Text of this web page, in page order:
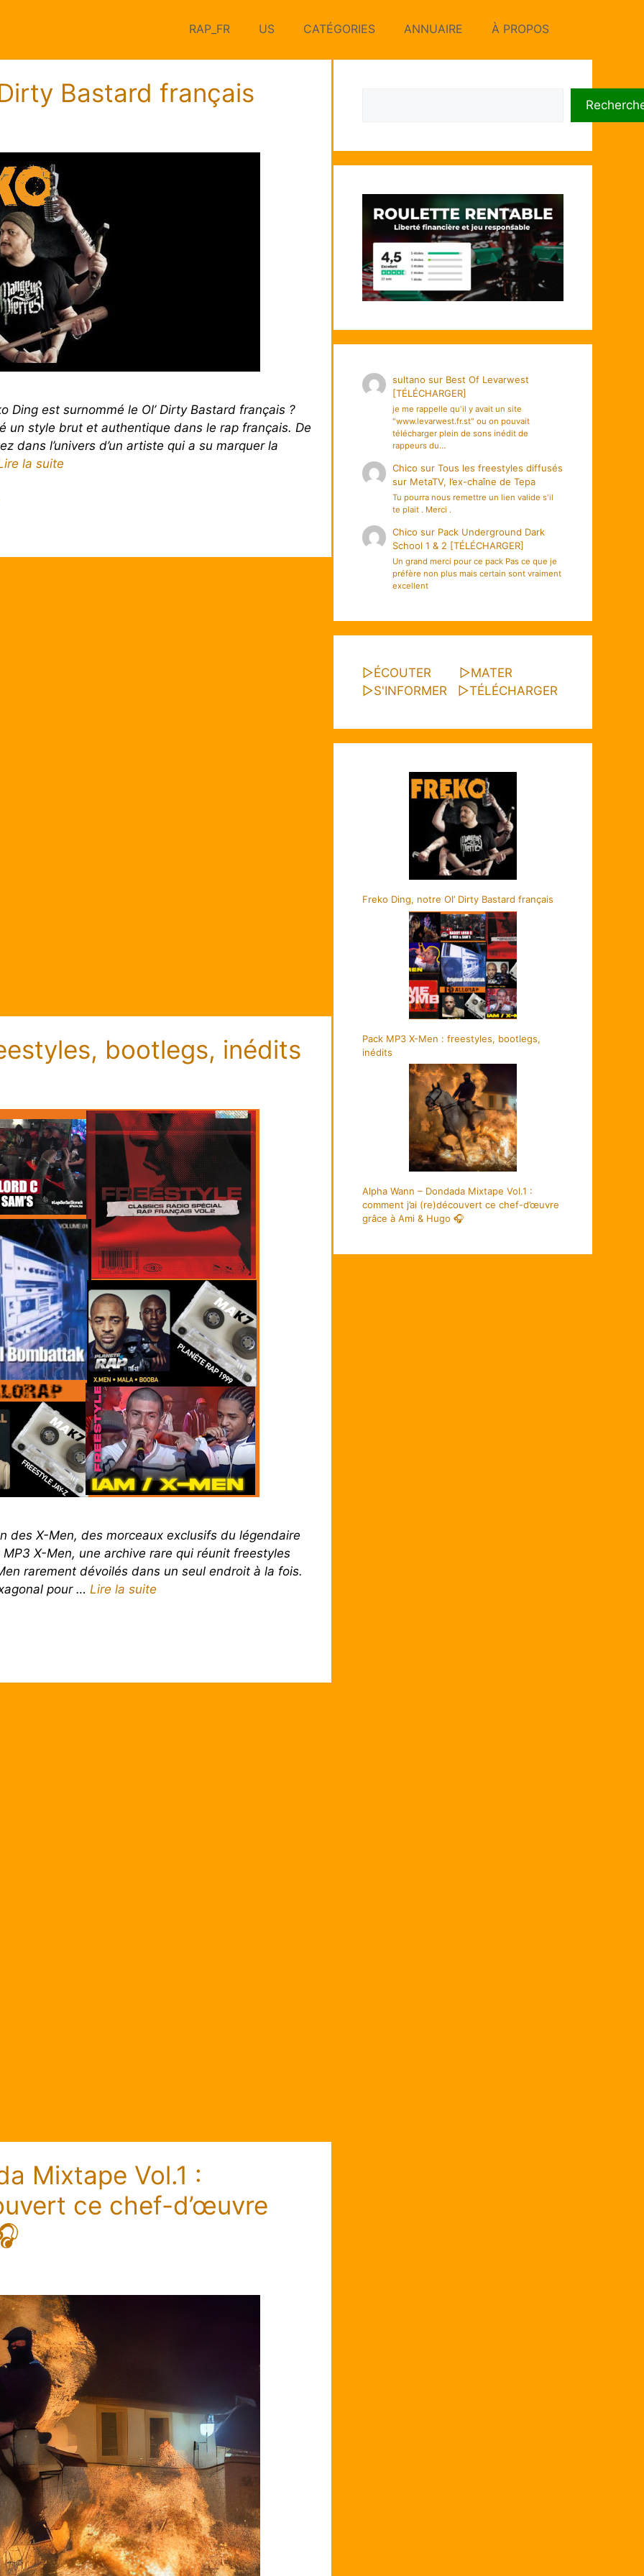
RAP_FR US CATÉGORIES ANNUAIRE À PROPOS
Bastard français
Ding est surnommé le Ol’ Dirty Bastard français ?
un style brut et authentique dans le rap français. De
dans l’univers d’un artiste qui a su marquer la
la suite
bootlegs, inédits
des X-Men, des morceaux exclusifs du légendaire
X-Men, une archive rare qui réunit freestyles
rarement dévoilés dans un seul endroit à la fois.
pour … Lire la suite
Mixtape Vol.1 :
ce chef-d’œuvre
sultano sur Best Of Levarwest
[TÉLÉCHARGER]
je me rappelle qu'il y avait un site
"www.levarwest.fr.st" ou on pouvait
télécharger plein de sons inédit de
rappeurs du…
Chico surTous les freestyles diffusés
sur MetaTV, l’ex-chaîne de Tepa
Tu pourra nous remettre un lien valide s'il
te plait . Merci .
Chico sur Pack Underground Dark
School 1 & 2 [TÉLÉCHARGER]
Un grand merci pour ce pack Pas ce que je
préfère non plus mais certain sont vraiment
excellent
▷ÉCOUTER ▷MATER
▷S'INFORMER ▷TÉLÉCHARGER
Freko Ding, notre Ol’ Dirty Bastard français
Pack MP3 X-Men : freestyles, bootlegs,
inédits
Alpha Wann – Dondada Mixtape Vol.1 :
comment j’ai (re)découvert ce chef-d’œuvre
grâce à Ami & Hugo 🎧